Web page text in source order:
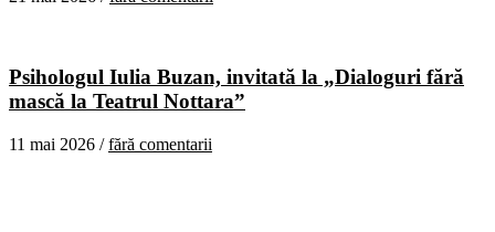
Psihologul Iulia Buzan, invitată la „Dialoguri fără
mască la Teatrul Nottara”
11 mai 2026 /fără comentarii